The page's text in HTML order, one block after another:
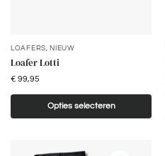
LOAFERS, NIEUW
Loafer Lotti
€ 99,95
Opties selecteren